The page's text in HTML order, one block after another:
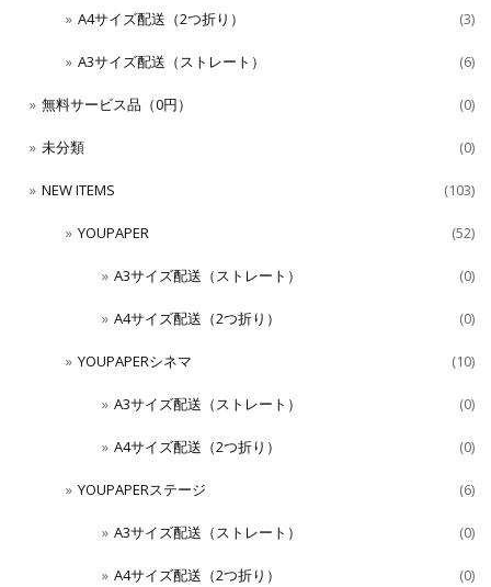
A4サイズ配送（2つ折り） (3)
A3サイズ配送（ストレート） (6)
無料サービス品（0円） (0)
未分類 (0)
NEW ITEMS (103)
YOUPAPER (52)
A3サイズ配送（ストレート） (0)
A4サイズ配送（2つ折り） (0)
YOUPAPERシネマ (10)
A3サイズ配送（ストレート） (0)
A4サイズ配送（2つ折り） (0)
YOUPAPERステージ (6)
A3サイズ配送（ストレート） (0)
A4サイズ配送（2つ折り） (0)